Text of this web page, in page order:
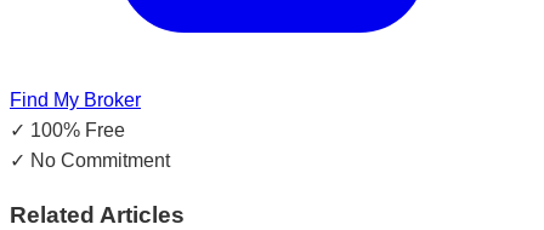
Find My Broker
✓ 100% Free
✓ No Commitment
Related Articles